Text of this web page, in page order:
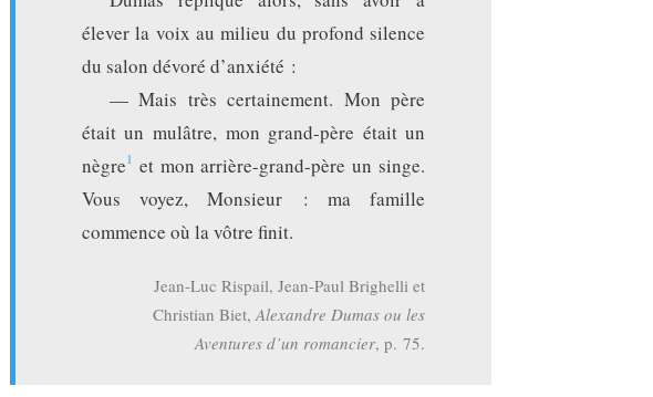
élever la voix au milieu du profond silence
du salon dévoré d’anxiété :
— Mais très certainement. Mon père
était un mulâtre, mon grand-père était un
nègre1 et mon arrière-grand-père un singe.
Vous voyez, Monsieur : ma famille
commence où la vôtre finit.
Jean-Luc Rispail, Jean-Paul Brighelli et
Christian Biet,Alexandre Dumas ou les
Aventures d’un romancier, p. 75.